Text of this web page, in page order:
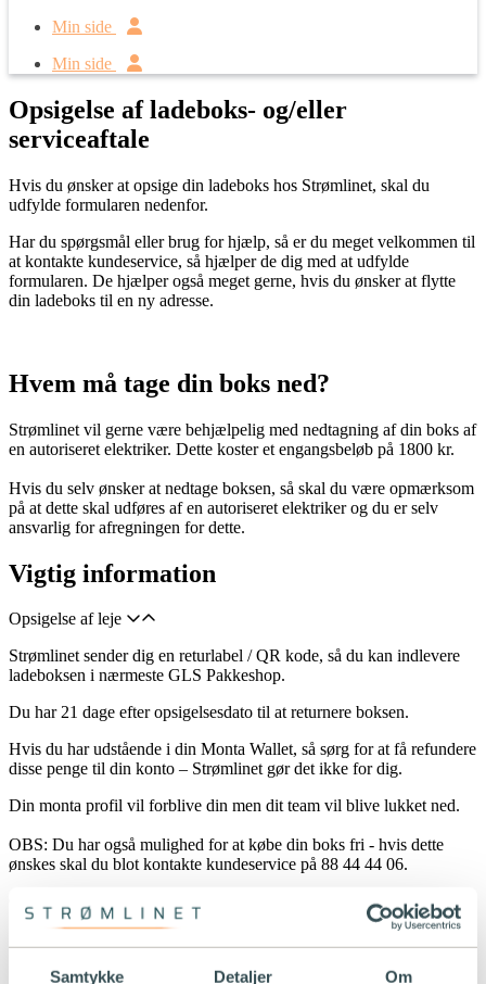
Samtykke Detaljer Om
Min side
Min side
Opsigelse af ladeboks- og/eller
serviceaftale
Hvis du ønsker at opsige din ladeboks hos Strømlinet, skal du
udfylde formularen nedenfor.
Har du spørgsmål eller brug for hjælp, så er du meget velkommen til
at kontakte kundeservice, så hjælper de dig med at udfylde
formularen. De hjælper også meget gerne, hvis du ønsker at flytte
din ladeboks til en ny adresse.
Hvem må tage din boks ned?
Strømlinet vil gerne være behjælpelig med nedtagning af din boks af
en autoriseret elektriker. Dette koster et engangsbeløb på 1800 kr.
Hvis du selv ønsker at nedtage boksen, så skal du være opmærksom
på at dette skal udføres af en autoriseret elektriker og du er selv
ansvarlig for afregningen for dette.
Vigtig information
Opsigelse af leje
Strømlinet sender dig en returlabel / QR kode, så du kan indlevere
ladeboksen i nærmeste GLS Pakkeshop.
Du har 21 dage efter opsigelsesdato til at returnere boksen.
Hvis du har udstående i din Monta Wallet, så sørg for at få refundere
disse penge til din konto – Strømlinet gør det ikke for dig.
Din monta profil vil forblive din men dit team vil blive lukket ned.
OBS: Du har også mulighed for at købe din boks fri - hvis dette
ønskes skal du blot kontakte kundeservice på 88 44 44 06.
Opsigelse af serviceaftale
Din refusion frafalder.